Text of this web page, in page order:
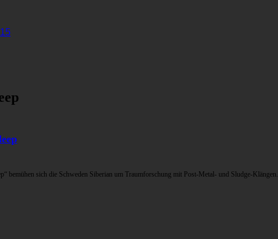
bemühen sich die Schweden Siberian um Traumforschung mit Post-Metal- und Sludge-Klängen.